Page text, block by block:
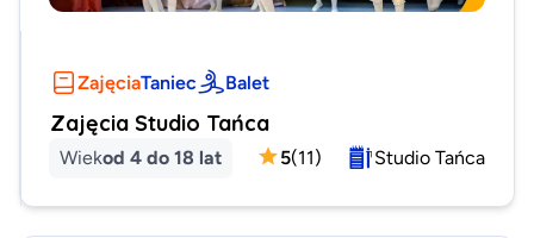
ZajęciaTaniec Balet
Zajęcia Studio Tańca
Wiekod 4 do 18 lat 5(11) Studio Tańca